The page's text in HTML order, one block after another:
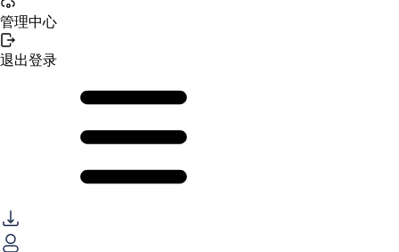
管理中心
退出登录